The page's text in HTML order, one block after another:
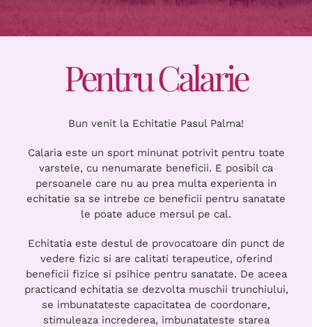
Contact
Pentru Calarie
Bun venit la Echitatie Pasul Palma!
Calaria este un sport minunat potrivit pentru toate
varstele, cu nenumarate beneficii. E posibil ca
persoanele care nu au prea multa experienta in
echitatie sa se intrebe ce beneficii pentru sanatate
le poate aduce mersul pe cal.
Echitatia este destul de provocatoare din punct de
vedere fizic si are calitati terapeutice, oferind
beneficii fizice si psihice pentru sanatate. De aceea
practicand echitatia se dezvolta muschii trunchiului,
se imbunatateste capacitatea de coordonare,
stimuleaza increderea, imbunatateste starea